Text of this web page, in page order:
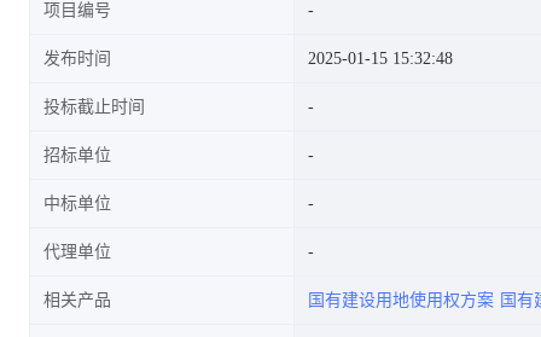
项目编号
发布时间 2025-01-15 15:32:48
投标截止时间
招标单位
中标单位
代理单位
相关产品 国有建设用地使用权方案 国有